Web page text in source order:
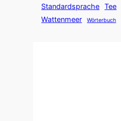
Standardsprache Tee
Wattenmeer Wörterbuch